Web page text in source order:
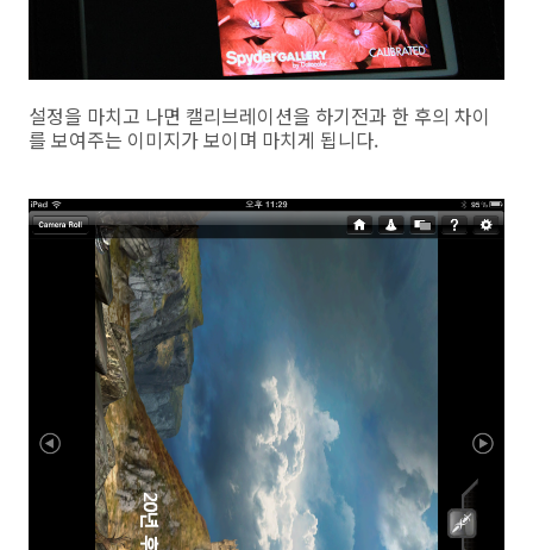
설정을 마치고 나면 캘리브레이션을 하기전과 한 후의 차이
를 보여주는 이미지가 보이며 마치게 됩니다.